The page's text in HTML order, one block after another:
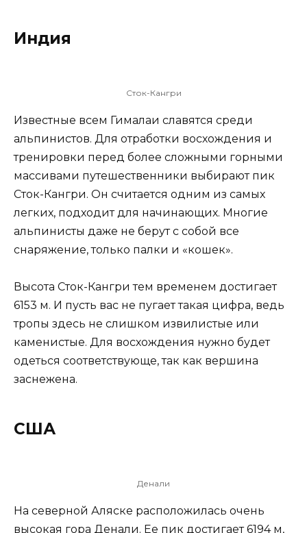
Индия
Сток-Кангри
Известные всем Гималаи славятся среди
альпинистов. Для отработки восхождения и
тренировки перед более сложными горными
массивами путешественники выбирают пик
Сток-Кангри. Он считается одним из самых
легких, подходит для начинающих. Многие
альпинисты даже не берут с собой все
снаряжение, только палки и «кошек».
Высота Сток-Кангри тем временем достигает
6153 м. И пусть вас не пугает такая цифра, ведь
тропы здесь не слишком извилистые или
каменистые. Для восхождения нужно будет
одеться соответствующе, так как вершина
заснежена.
США
Денали
На северной Аляске расположилась очень
высокая гора Денали. Ее пик достигает 6194 м,